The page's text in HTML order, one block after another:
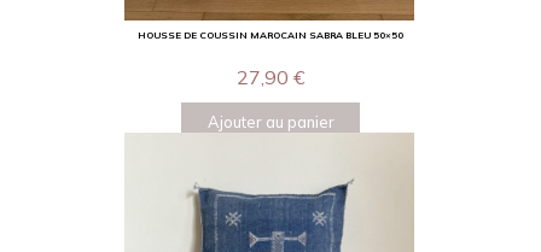
HOUSSE DE COUSSIN MAROCAIN SABRA BLEU 50×50
27,90 €
Ajouter au panier